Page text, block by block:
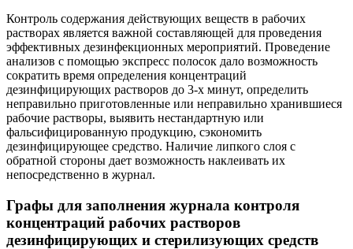
Контроль содержания действующих веществ в рабочих
растворах является важной составляющей для проведения
эффективных дезинфекционных мероприятий. Проведение
анализов с помощью экспресс полосок дало возможность
сократить время определения концентраций
дезинфицирующих растворов до 3-х минут, определить
неправильно приготовленные или неправильно хранившиеся
рабочие растворы, выявить нестандартную или
фальсифицированную продукцию, сэкономить
дезинфицирующее средство. Наличие липкого слоя с
обратной стороны дает возможность наклеивать их
непосредственно в журнал.
Графы для заполнения журнала контроля
концентраций рабочих растворов
дезинфицирующих и стерилизующих средств